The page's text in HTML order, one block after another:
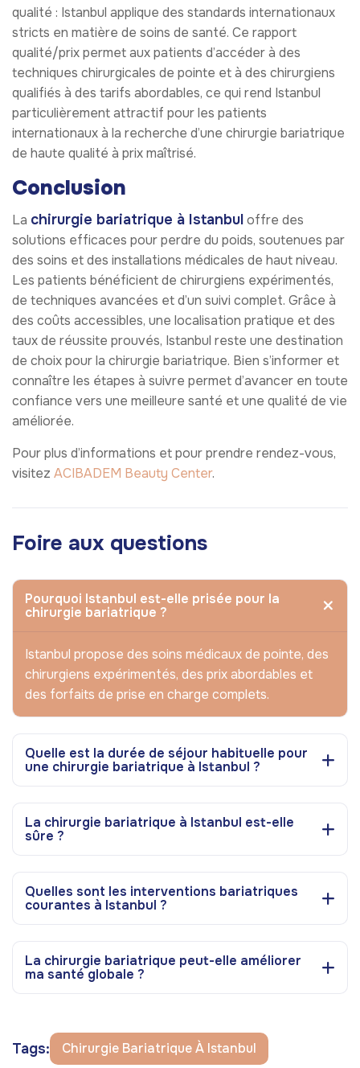
qualité : Istanbul applique des standards internationaux
stricts en matière de soins de santé. Ce rapport
qualité/prix permet aux patients d’accéder à des
techniques chirurgicales de pointe et à des chirurgiens
qualifiés à des tarifs abordables, ce qui rend Istanbul
particulièrement attractif pour les patients
internationaux à la recherche d’une chirurgie bariatrique
de haute qualité à prix maîtrisé.
Conclusion
La chirurgie bariatrique à Istanbuloffre des
solutions efficaces pour perdre du poids, soutenues par
des soins et des installations médicales de haut niveau.
Les patients bénéficient de chirurgiens expérimentés,
de techniques avancées et d’un suivi complet. Grâce à
des coûts accessibles, une localisation pratique et des
taux de réussite prouvés, Istanbul reste une destination
de choix pour la chirurgie bariatrique. Bien s’informer et
connaître les étapes à suivre permet d’avancer en toute
confiance vers une meilleure santé et une qualité de vie
améliorée.
Pour plus d’informations et pour prendre rendez-vous,
visitez ACIBADEM Beauty Center.
Foire aux questions
Pourquoi Istanbul est-elle prisée pour la
chirurgie bariatrique ?
Istanbul propose des soins médicaux de pointe, des
chirurgiens expérimentés, des prix abordables et
des forfaits de prise en charge complets.
Quelle est la durée de séjour habituelle pour
une chirurgie bariatrique à Istanbul ?
La chirurgie bariatrique à Istanbul est-elle
sûre ?
Quelles sont les interventions bariatriques
courantes à Istanbul ?
La chirurgie bariatrique peut-elle améliorer
ma santé globale ?
Tags: Chirurgie Bariatrique À Istanbul